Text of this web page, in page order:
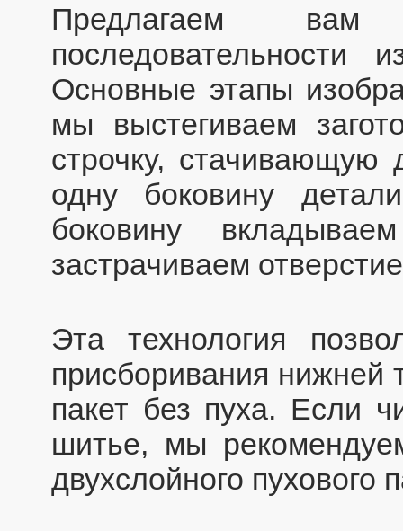
Предлагаем
последовательности
Основные этапы
мы выстегиваем
строчку, стачивающую
одну боковину
боковину
застрачиваем
Эта технология
присборивания нижней
пакет без пуха. Если
шитье, мы
двухслойного пухового